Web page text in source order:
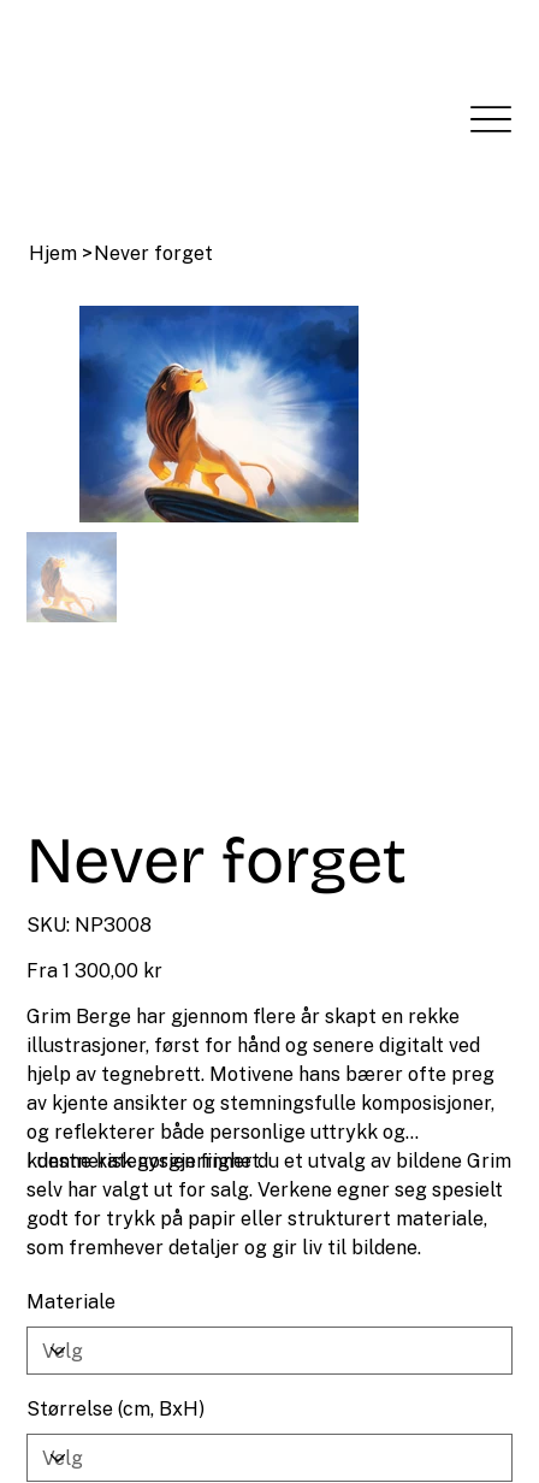
Hjem >Never forget
Never forget
SKU: SKU
NP3008
NP3008
Fra Pris
1 300,00 kr
Grim Berge har gjennom flere år skapt en rekke
illustrasjoner, først for hånd og senere digitalt ved
hjelp av tegnebrett. Motivene hans bærer ofte preg
av kjente ansikter og stemningsfulle komposisjoner,
og reflekterer både personlige uttrykk og
kunstnerisk nysgjerrighet.
I denne kategorien finner du et utvalg av bildene Grim
selv har valgt ut for salg. Verkene egner seg spesielt
godt for trykk på papir eller strukturert materiale,
som fremhever detaljer og gir liv til bildene.
Materiale
Størrelse (cm, BxH)